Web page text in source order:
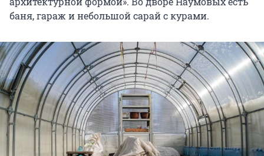
баня, гараж и небольшой сарай с курами.